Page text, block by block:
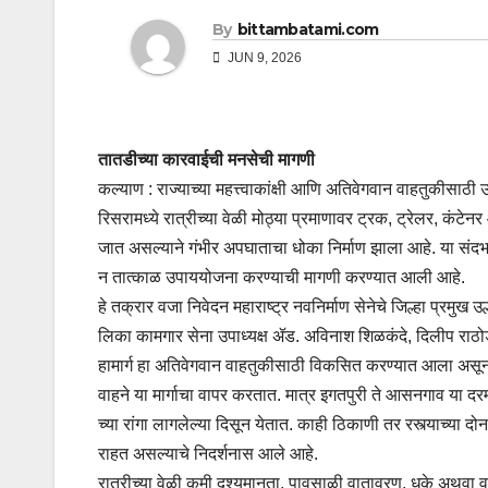
By bittambatami.com
JUN 9, 2026
तातडीच्या कारवाईची मनसेची मागणी
कल्याण : राज्याच्या महत्त्वाकांक्षी आणि अतिवेगवान
रिसरामध्ये रात्रीच्या वेळी मोठ्या प्रमाणावर ट्रक, ट्रेलर,
जात असल्याने गंभीर अपघाताचा धोका निर्माण झाला आहे. या
न तात्काळ उपाययोजना करण्याची मागणी करण्यात आली आहे.
हे तक्रार वजा निवेदन महाराष्ट्र नवनिर्माण सेनेचे जिल्हा प्रमुख
लिका कामगार सेना उपाध्यक्ष ॲड. अविनाश शिळकंदे, दिलीप
हामार्ग हा अतिवेगवान वाहतुकीसाठी विकसित करण्यात आला
वाहने या मार्गाचा वापर करतात. मात्र इगतपुरी ते आसनगाव
च्या रांगा लागलेल्या दिसून येतात. काही ठिकाणी तर
राहत असल्याचे निदर्शनास आले आहे.
रात्रीच्या वेळी कमी दृश्यमानता, पावसाळी वातावरण, धुके